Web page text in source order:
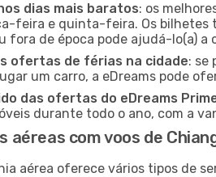
dias mais baratos: os
feira e quinta-feira. Os bilhetes
fora de época pode ajudá-lo(a) a
ofertas de férias na cidade: se
um carro, a eDreams pode
das ofertas do eDreams
durante todo o ano, com a
aéreas com voos de
aérea oferece vários tipos de